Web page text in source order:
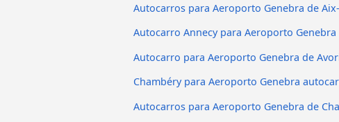
Autocarros para Aeroporto Genebra de
Autocarro Annecy para Aeroporto Genebra
Autocarro para Aeroporto Genebra de
Chambéry para Aeroporto Genebra
Autocarros para Aeroporto Genebra de